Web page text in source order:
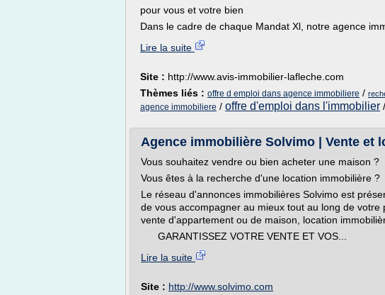
pour vous et votre bien
Dans le cadre de chaque Mandat Xl, notre agence
Lire la suite
Site : http://www.avis-immobilier-lafleche.com
Thèmes liés : offre d emploi dans agence immobiliere /
agence immobiliere / offre d'emploi dans l'immobilier /
Agence immobilière Solvimo | Vente et
Vous souhaitez vendre ou bien acheter une maison ?
Vous êtes à la recherche d'une location immobilière ?
Le réseau d'annonces immobilières Solvimo est
de vous accompagner au mieux tout au long de votre
vente d'appartement ou de maison, location
GARANTISSEZ VOTRE VENTE ET VOS...
Lire la suite
Site : http://www.solvimo.com